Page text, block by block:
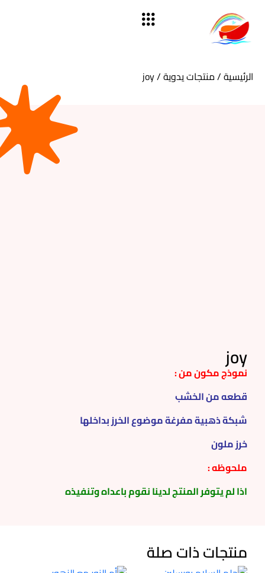
الرئيسية/منتجات يدوية/ joy
joy
نموذج مكون من :
قطعه من الخشب
شبكة ذهبية مفرغة موضوع الخرز بداخلها
خرز ملون
ملحوظه :
اذا لم يتوفر المنتج لدينا نقوم باعداه وتنفيذه
منتجات ذات صلة